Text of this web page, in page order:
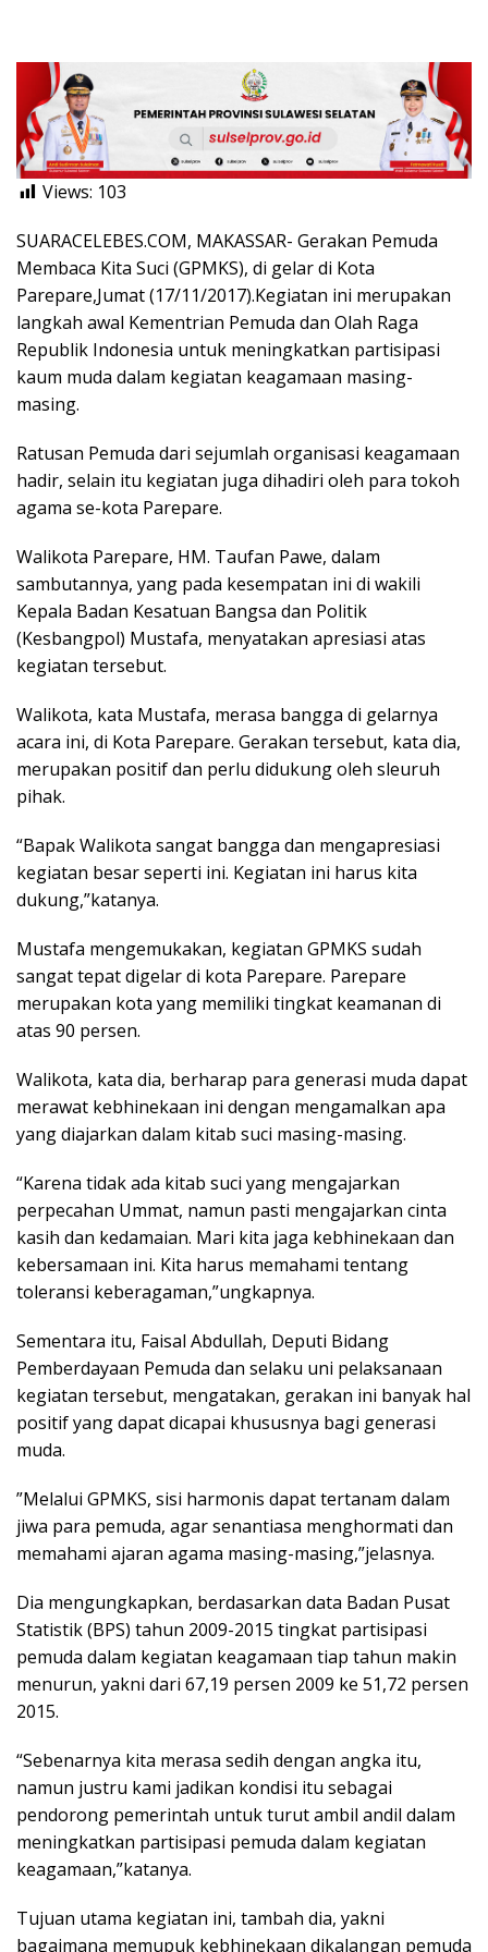
Views: 103
SUARACELEBES.COM, MAKASSAR- Gerakan Pemuda
Membaca Kita Suci (GPMKS), di gelar di Kota
Parepare,Jumat (17/11/2017).Kegiatan ini merupakan
langkah awal Kementrian Pemuda dan Olah Raga
Republik Indonesia untuk meningkatkan partisipasi
kaum muda dalam kegiatan keagamaan masing-
masing.
Ratusan ‎Pemuda dari sejumlah organisasi keagamaan
hadir, selain itu kegiatan juga dihadiri oleh para tokoh
agama se-kota Parepare.
Walikota Parepare, HM. Taufan Pawe, dalam
sambutannya, yang pada kesempatan ini di wakili
Kepala Badan Kesatuan Bangsa dan Politik
(Kesbangpol) Mustafa, menyatakan apresiasi atas
kegiatan tersebut.
Walikota, kata Mustafa, merasa bangga di gelarnya
acara ini, di Kota Parepare. Gerakan tersebut, kata dia,
merupakan positif dan perlu didukung oleh sleuruh
pihak.
“Bapak Walikota sangat bangga dan mengapresiasi
kegiatan besar seperti ini. Kegiatan ini harus kita
dukung,”katanya.
Mustafa mengemukakan, kegiatan GPMKS sudah
sangat tepat digelar di kota Parepare. Parepare
merupakan kota yang memiliki tingkat keamanan di
atas 90 persen.
Walikota, kata dia, berharap para generasi muda dapat
merawat kebhinekaan ini dengan mengamalkan apa
yang diajarkan ‎dalam kitab suci masing-masing.
“Karena tidak ada kitab suci yang mengajarkan
perpecahan Ummat, namun pasti mengajarkan cinta
kasih dan kedamaian. Mari kita jaga ‎kebhinekaan dan
kebersamaan ini. Kita harus memahami tentang
toleransi keberagaman,”ungkapnya.
Sementara itu, Faisal Abdullah, Deputi Bidang
Pemberdayaan Pemuda dan selaku uni pelaksanaan
kegiatan tersebut, mengatakan, gerakan ini banyak hal
positif yang dapat dicapai khususnya bagi generasi
muda.
‎”Melalui GPMKS, sisi harmonis dapat tertanam dalam
jiwa para pemuda, agar senantiasa menghormati dan
memahami ajaran agama masing-masing,”jelasnya.
Dia mengungkapkan, berdasarkan data Badan Pusat
Statistik (BPS) tahun 2009-2015 tingkat partisipasi
pemuda dalam kegiatan keagamaan tiap tahun makin
menurun, yakni dari 67,19 persen 2009 ke 51,72 persen
2015.
“Sebenarnya kita merasa sedih dengan angka itu,
namun justru kami ‎jadikan kondisi itu sebagai
pendorong pemerintah untuk turut ambil andil dalam
meningkatkan partisipasi pemuda dalam kegiatan
keagamaan,”katanya.
Tujuan utama kegiatan ini, tambah dia, yakni
bagaimana memupuk kebhinekaan dikalangan pemuda